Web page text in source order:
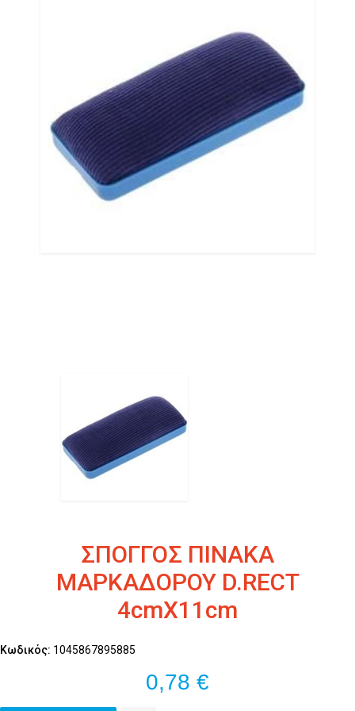
ΣΠΟΓΓΟΣ ΠΙΝΑΚΑ
ΜΑΡΚΑΔΟΡΟΥ D.RECT
4cmX11cm
Κωδικός: 1045867895885
0,78 €